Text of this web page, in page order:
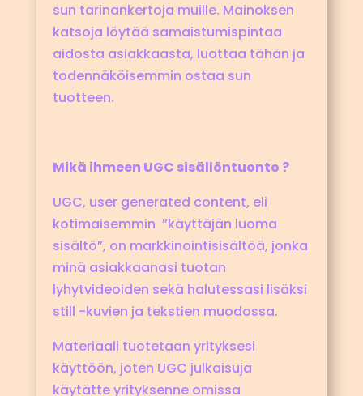
sun tarinankertoja muille. Mainoksen
katsoja löytää samaistumispintaa
aidosta asiakkaasta, luottaa tähän ja
todennäköisemmin ostaa sun
tuotteen.
Mikä ihmeen UGC sisällöntuonto ?
UGC, user generated content, eli
kotimaisemmin ”käyttäjän luoma
sisältö”, on markkinointisisältöä, jonka
minä asiakkaanasi tuotan
lyhytvideoiden sekä halutessasi lisäksi
still -kuvien ja tekstien muodossa.
Materiaali tuotetaan yrityksesi
käyttöön, joten UGC julkaisuja
käytätte yrityksenne omissa